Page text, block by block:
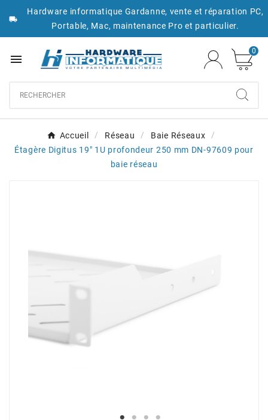

Hardware informatique Gardanne, vente et réparation PC,
Portable, Mac, maintenance Pro et particulier.

0
Accueil Réseau
Baie Réseaux
Étagère Digitus 19" 1U profondeur 250 mm DN-97609 pour
baie réseau